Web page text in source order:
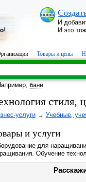
!
И
И это
Товары и цены
бани
услуги → Учебные,
и услуги
для
Обучение